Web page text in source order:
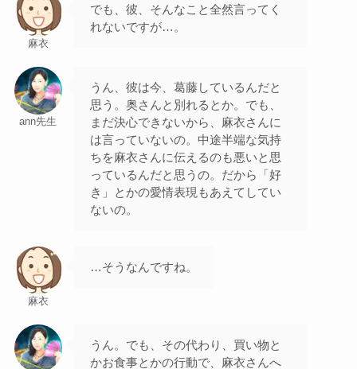
麻衣
でも、彼、そんなこと全然言ってく
れないですが…。
ann先生
うん、彼は今、葛藤しているんだと
思う。奥さんと別れるとか。でも、
まだ決心できないから、麻衣さんに
は言っていないの。中途半端な気持
ちを麻衣さんに伝えるのも悪いと思
っているんだと思うの。だから「好
き」とかの愛情表現もあえてしてい
ないの。
麻衣
…そうなんですね。
うん。でも、その代わり、買い物と
かお食事とかの行動で、麻衣さんへ